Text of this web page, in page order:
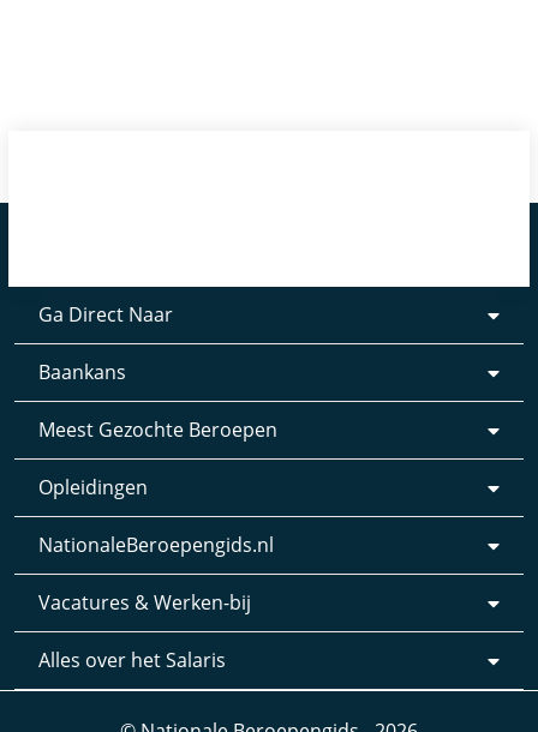
Ga Direct Naar
Baankans
Meest Gezochte Beroepen
Opleidingen
NationaleBeroepengids.nl
Vacatures & Werken-bij
Alles over het Salaris